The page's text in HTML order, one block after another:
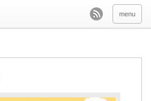
menu